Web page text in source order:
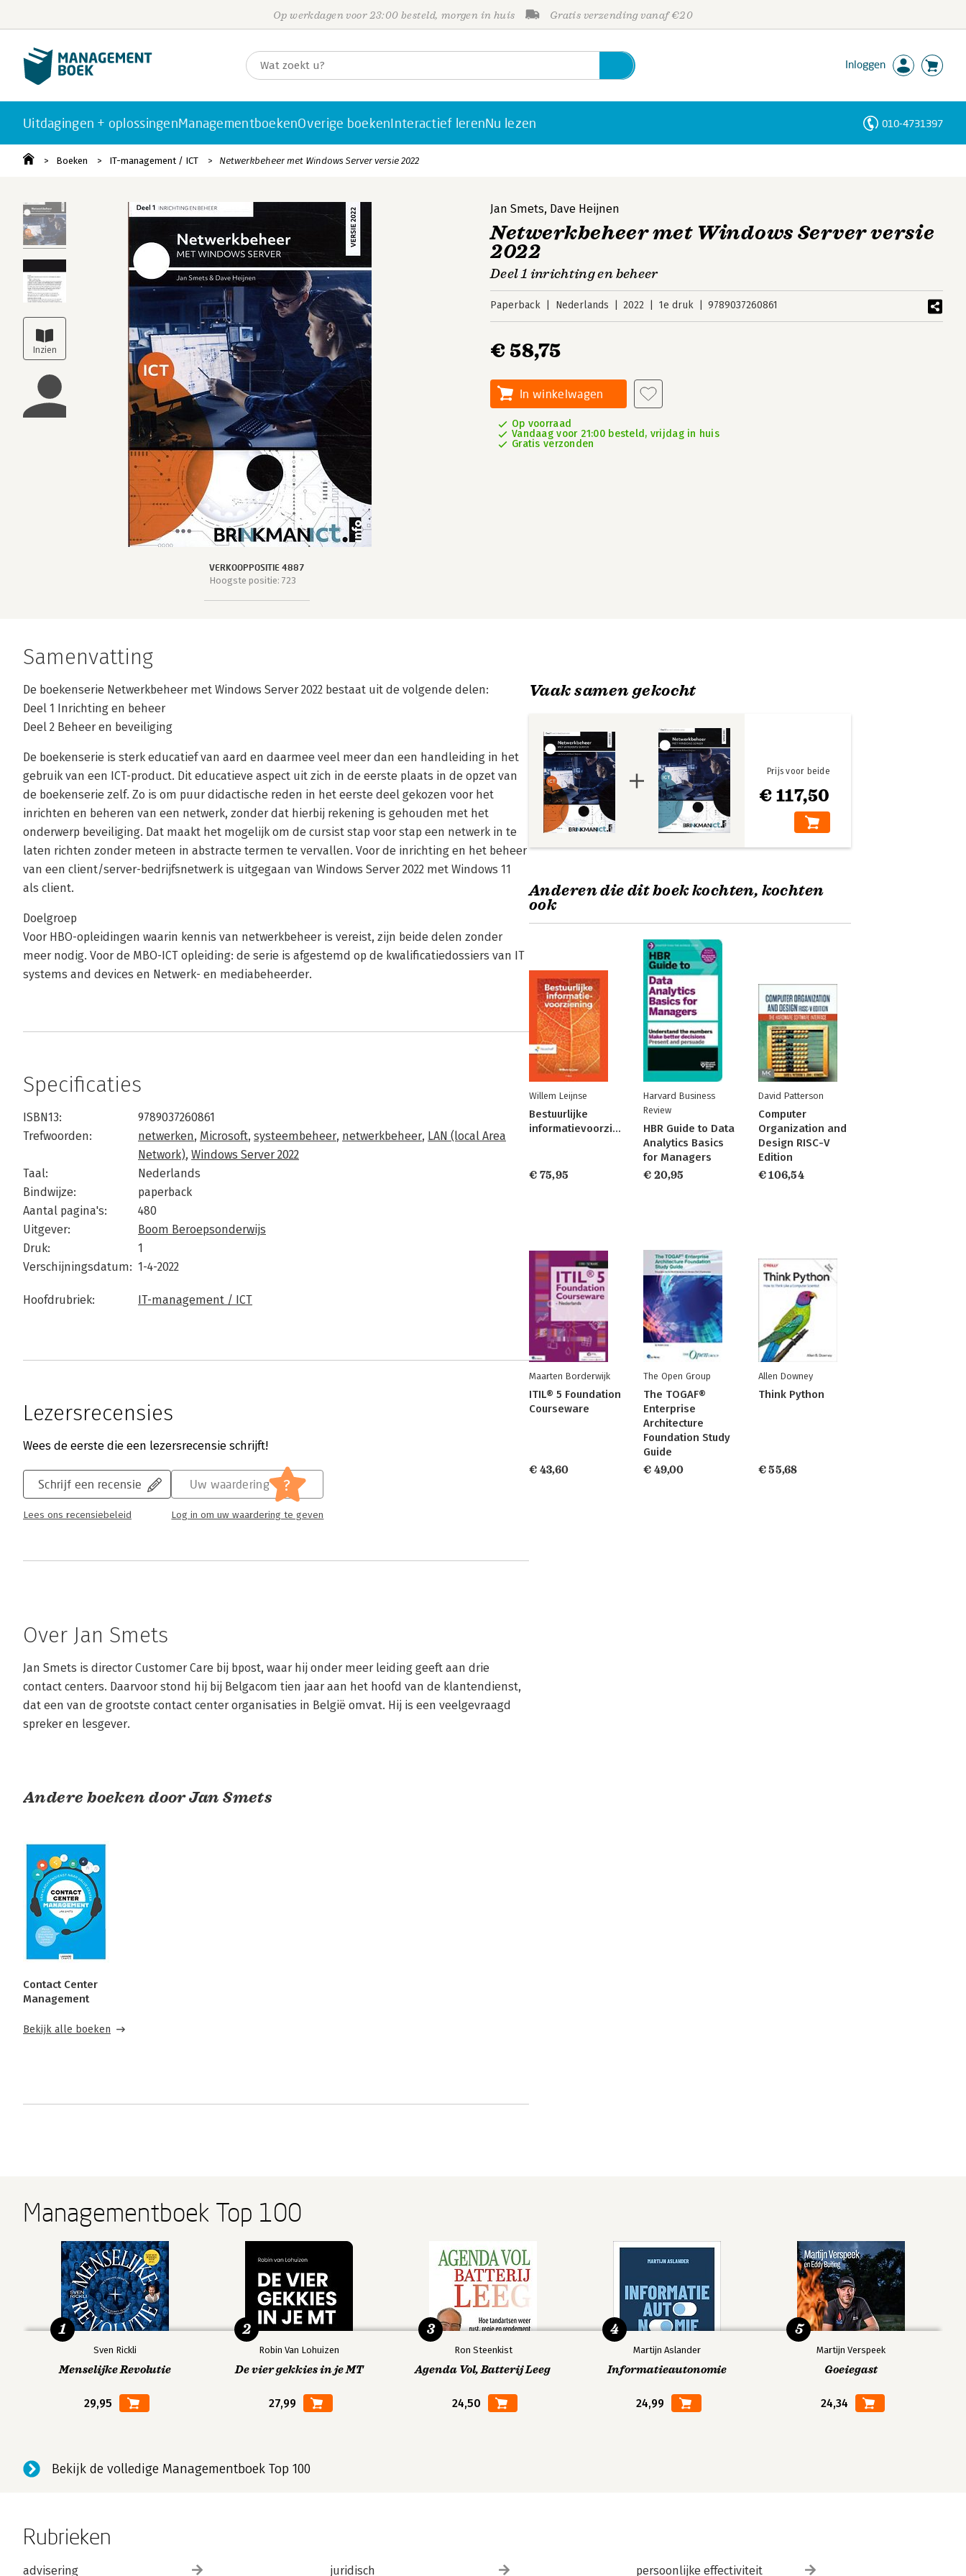
Op werkdagen voor 23:00 besteld, morgen in huis Gratis verzending vanaf €20
Inloggen
Uitdagingen + oplossingenManagementboekenOverige boekenInteractief lerenNu lezen 010-4731397
Boeken IT-management / ICT Netwerkbeheer met Windows Server versie 2022
VERKOOPPOSITIE 4887
Hoogste positie: 723
Jan Smets, Dave Heijnen
Netwerkbeheer met Windows Server versie
2022
Deel 1 inrichting en beheer
Paperback Nederlands 2022 1e druk 9789037260861
€ 58,75
In winkelwagen
Op voorraad
Vandaag voor 21:00 besteld, vrijdag in huis
Gratis verzonden
Samenvatting
De boekenserie Netwerkbeheer met Windows Server 2022 bestaat uit de volgende delen:
Deel 1 Inrichting en beheer
Deel 2 Beheer en beveiliging
De boekenserie is sterk educatief van aard en daarmee veel meer dan een handleiding in het
gebruik van een ICT-product. Dit educatieve aspect uit zich in de eerste plaats in de opzet van
de boekenserie zelf. Zo is om puur didactische reden in het eerste deel gekozen voor het
inrichten en beheren van een netwerk, zonder dat hierbij rekening is gehouden met het
onderwerp beveiliging. Dat maakt het mogelijk om de cursist stap voor stap een netwerk in te
laten richten zonder meteen in abstracte termen te vervallen. Voor de inrichting en het beheer
van een client/server-bedrijfsnetwerk is uitgegaan van Windows Server 2022 met Windows 11
als client.
Doelgroep
Voor HBO-opleidingen waarin kennis van netwerkbeheer is vereist, zijn beide delen zonder
meer nodig. Voor de MBO-ICT opleiding: de serie is afgestemd op de kwalificatiedossiers van IT
systems and devices en Netwerk- en mediabeheerder.
Specificaties
ISBN13:
9789037260861
Trefwoorden:
netwerken, Microsoft, systeembeheer, netwerkbeheer, LAN (local Area
Network), Windows Server 2022
Taal:
Nederlands
Bindwijze:
paperback
Aantal pagina's:
480
Uitgever:
Boom Beroepsonderwijs
Druk:
1
Verschijningsdatum: 1-4-2022
Hoofdrubriek: IT-management / ICT
Lezersrecensies
Wees de eerste die een lezersrecensie schrijft!
Schrijf een recensie
Lees ons recensiebeleid
Uw waardering ?
Log in om uw waardering te geven
Over Jan Smets
Jan Smets is director Customer Care bij bpost, waar hij onder meer leiding geeft aan drie
contact centers. Daarvoor stond hij bij Belgacom tien jaar aan het hoofd van de klantendienst,
dat een van de grootste contact center organisaties in België omvat. Hij is een veelgevraagd
spreker en lesgever.
Andere boeken door Jan Smets
Contact Center
Management
Bekijk alle boeken
Vaak samen gekocht
€ 117,50
Prijs voor beide
Anderen die dit boek kochten, kochten
ook
Willem Leijnse
Bestuurlijke
informatievoorziening
€ 75,95
Harvard Business
Review
HBR Guide to Data
Analytics Basics
for Managers
€ 20,95
David Patterson
Computer
Organization and
Design RISC-V
Edition
€ 106,54
Maarten Borderwijk
ITIL® 5 Foundation
Courseware
€ 43,60
The Open Group
The TOGAF®
Enterprise
Architecture
Foundation Study
Guide
€ 49,00
Allen Downey
Think Python
€ 55,68
Managementboek Top 100
Sven Rickli
Menselijke Revolutie
29,95
1
Robin Van Lohuizen
De vier gekkies in je MT
27,99
2
Ron Steenkist
Agenda Vol, Batterij Leeg
24,50
3
Martijn Aslander
Informatieautonomie
24,99
4
Martijn Verspeek
Goeiegast
24,34
5
Bekijk de volledige Managementboek Top 100
Rubrieken
advisering juridisch persoonlijke effectiviteit
Personen